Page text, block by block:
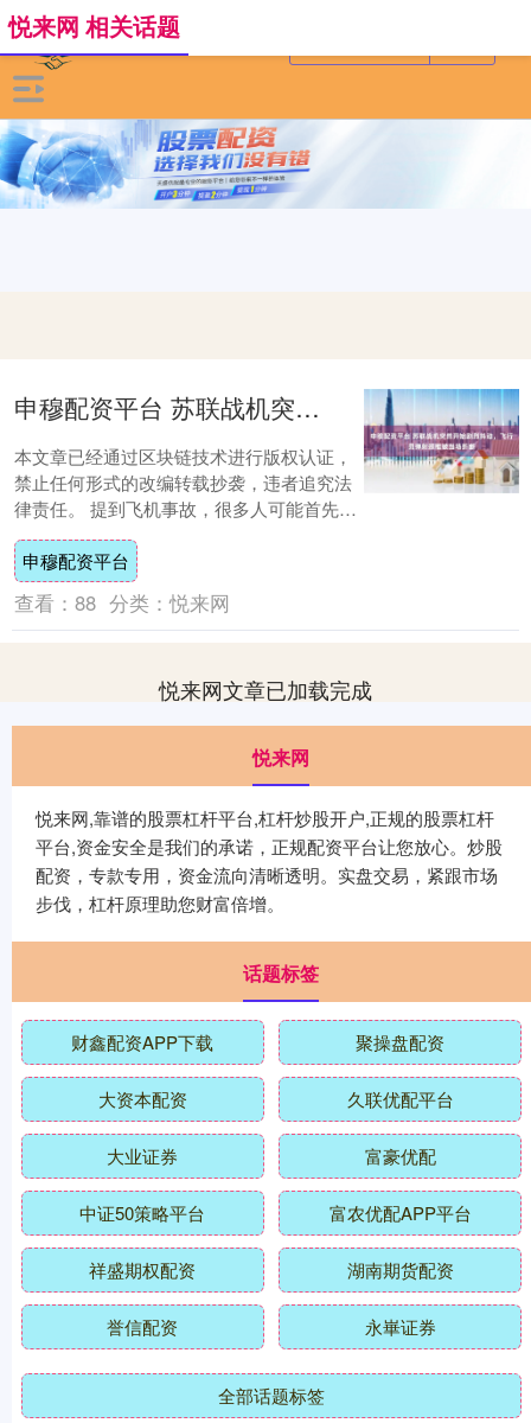
悦来网 相关话题
申穆配资平台 苏联战机突然开始剧烈抖动，飞行员弹射颈椎被当场折断
本文章已经通过区块链技术进行版权认证，
禁止任何形式的改编转载抄袭，违者追究法
律责任。 提到飞机事故，很多人可能首先会
想到那次马航的悲剧，但你有没有听说过战
斗机事....
申穆配资平台
查看： 88 分类：悦来网
悦来网文章已加载完成
悦来网
悦来网,靠谱的股票杠杆平台,杠杆炒股开户,正规的股票杠杆
平台,资金安全是我们的承诺，正规配资平台让您放心。炒股
配资，专款专用，资金流向清晰透明。实盘交易，紧跟市场
步伐，杠杆原理助您财富倍增。
话题标签
财鑫配资APP下载 聚操盘配资
大资本配资 久联优配平台
大业证券 富豪优配
中证50策略平台 富农优配APP平台
祥盛期权配资 湖南期货配资
誉信配资 永崋证券
全部话题标签